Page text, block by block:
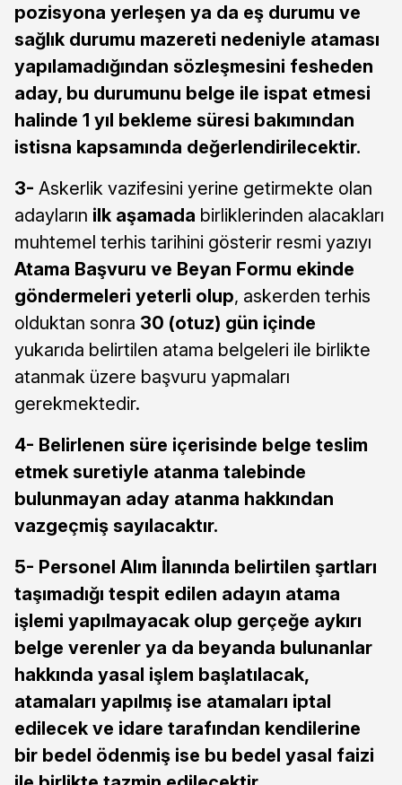
pozisyona yerleşen ya da eş durumu ve
sağlık durumu mazereti nedeniyle ataması
yapılamadığından sözleşmesini fesheden
aday, bu durumunu belge ile ispat etmesi
halinde 1 yıl bekleme süresi bakımından
istisna kapsamında değerlendirilecektir.
3- Askerlik vazifesini yerine getirmekte olan
adayların ilk aşamada birliklerinden alacakları
muhtemel terhis tarihini gösterir resmi yazıyı
Atama Başvuru ve Beyan Formu ekinde
göndermeleri yeterli olup, askerden terhis
olduktan sonra 30 (otuz) gün içinde
yukarıda belirtilen atama belgeleri ile birlikte
atanmak üzere başvuru yapmaları
gerekmektedir.
4- Belirlenen süre içerisinde belge teslim
etmek suretiyle atanma talebinde
bulunmayan aday atanma hakkından
vazgeçmiş sayılacaktır.
5- Personel Alım İlanında belirtilen şartları
taşımadığı tespit edilen adayın atama
işlemi yapılmayacak olup gerçeğe aykırı
belge verenler ya da beyanda bulunanlar
hakkında yasal işlem başlatılacak,
atamaları yapılmış ise atamaları iptal
edilecek ve idare tarafından kendilerine
bir bedel ödenmiş ise bu bedel yasal faizi